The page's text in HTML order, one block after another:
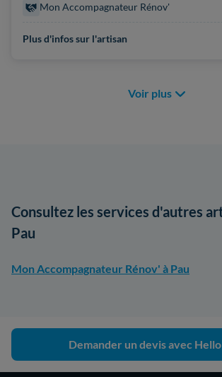
Mon Accompagnateur Rénov'
Plus d'infos sur l'artisan
Voir plus
Consultez les services d'autres
Pau
Mon Accompagnateur Rénov' à Pau
Demander un devis avec